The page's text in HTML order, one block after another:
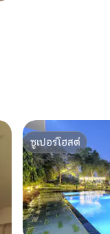
ซูเปอร์โฮสต์
ซูเปอร์โฮสต์